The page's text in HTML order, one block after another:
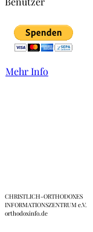
Mehr Info
CHRISTLICH-ORTHODOXES
INFORMATIONSZENTRUM e.V.
orthodoxinfo.de